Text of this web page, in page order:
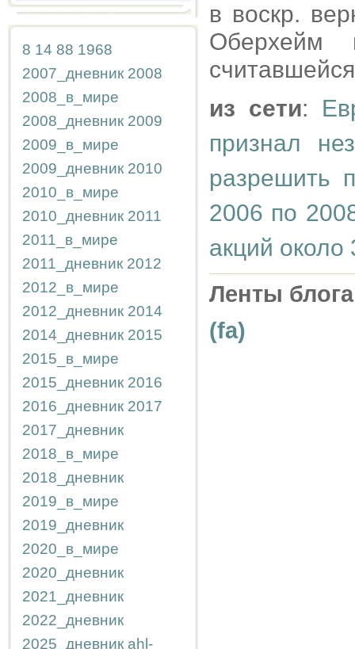
8 14 88 1968
2007_дневник 2008
2008_в_мире
2008_дневник 2009
2009_в_мире
2009_дневник 2010
2010_в_мире
2010_дневник 2011
2011_в_мире
2011_дневник 2012
2012_в_мире
2012_дневник 2014
2014_дневник 2015
2015_в_мире
2015_дневник 2016
2016_дневник 2017
2017_дневник
2018_в_мире
2018_дневник
2019_в_мире
2019_дневник
2020_в_мире
2020_дневник
2021_дневник
2022_дневник
2025_дневник ahl-
в воскр.
Оберхейм
из сети:
признал
разрешить
2006 по
акций около
Ленты
(fa)